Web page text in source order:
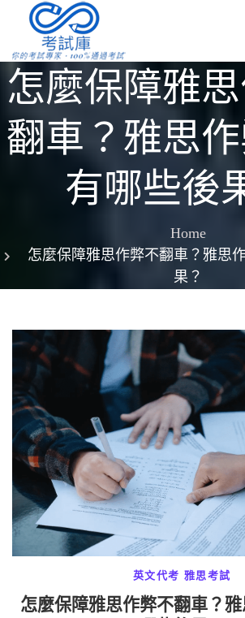
content
怎麼保障雅
翻車？雅思
有哪些後
Home
怎麼保障雅思作弊不翻車？雅思
果？
英文代考 雅思考試
怎麼保障雅思作弊不翻車？